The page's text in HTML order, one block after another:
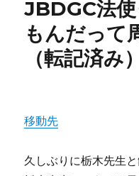
JBDGC法
もんだって
（転記済み）
移動先
久しぶりに栃木先生と